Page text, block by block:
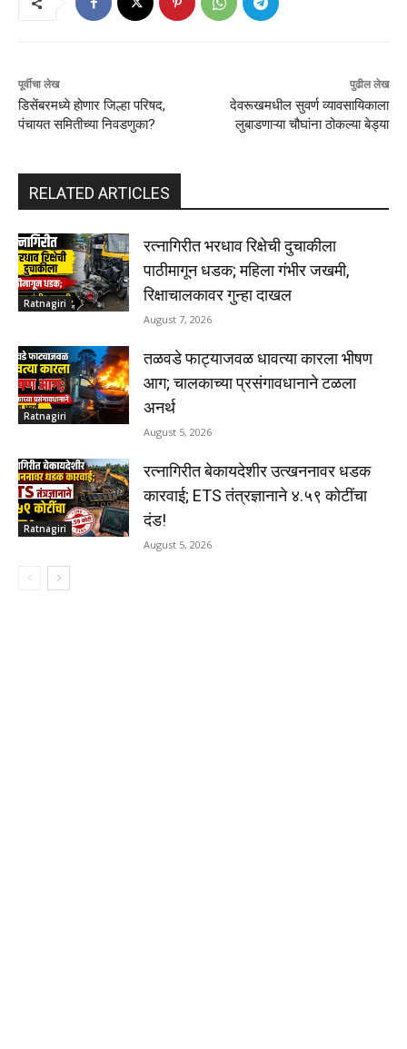
पूर्वीचा लेख
डिसेंबरमध्ये होणार जिल्हा परिषद,
पंचायत समितीच्या निवडणुका?
पुढील लेख
देवरूखमधील सुवर्ण व्यावसायिकाला
लुबाडणाऱ्या चौघांना ठोकल्या बेड्या
RELATED ARTICLES
Ratnagiri
रत्नागिरीत भरधाव रिक्षेची दुचाकीला
पाठीमागून धडक; महिला गंभीर जखमी,
रिक्षाचालकावर गुन्हा दाखल
August 7, 2026
Ratnagiri
तळवडे फाट्याजवळ धावत्या कारला भीषण
आग; चालकाच्या प्रसंगावधानाने टळला
अनर्थ
August 5, 2026
Ratnagiri
रत्नागिरीत बेकायदेशीर उत्खननावर धडक
कारवाई; ETS तंत्रज्ञानाने ४.५९ कोटींचा
दंड!
August 5, 2026